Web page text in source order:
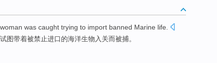
woman was caught trying to import banned Marine life.
试图带着被禁止进口的海洋生物入关而被捕。